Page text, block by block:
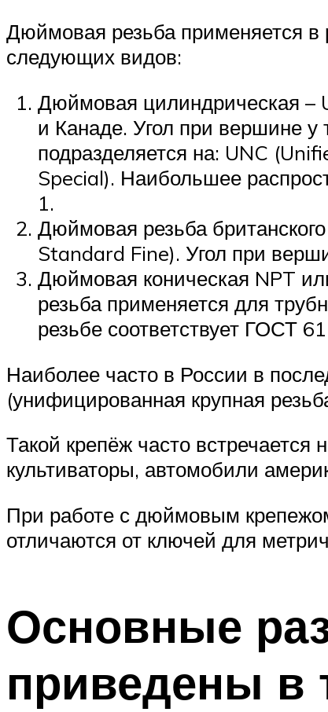
Дюймовая резьба применяется
следующих видов:
Дюймовая цилиндрическая –
и Канаде. Угол при вершине у
подразделяется на: UNC
Special). Наибольшее
1.
Дюймовая резьба
Standard Fine). Угол при
Дюймовая коническая NPT
резьба применяется для
резьбе соответствует ГОСТ
Наиболее часто в России в
(унифицированная крупная
Такой крепёж часто встречается
культиваторы, автомобили
При работе с дюймовым
отличаются от ключей для
Основные
приведены в